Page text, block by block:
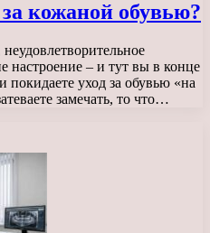
кожаной обувью?
настроение – и тут вы в конце
покидаете уход за обувью «на
замечать, то что…